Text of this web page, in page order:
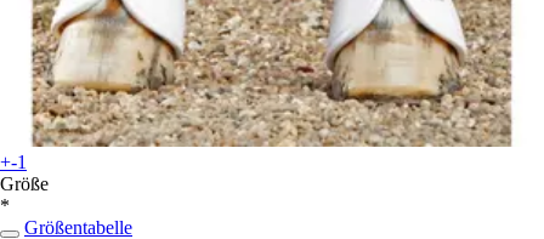
+-1
Größe
*
Größentabelle